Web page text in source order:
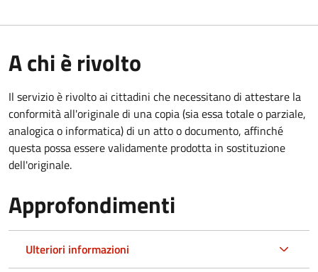
A chi è rivolto
Il servizio è rivolto ai cittadini che necessitano di attestare la
conformità all'originale di una copia (sia essa totale o parziale,
analogica o informatica) di un atto o documento, affinché
questa possa essere validamente prodotta in sostituzione
dell'originale.
Approfondimenti
Ulteriori informazioni